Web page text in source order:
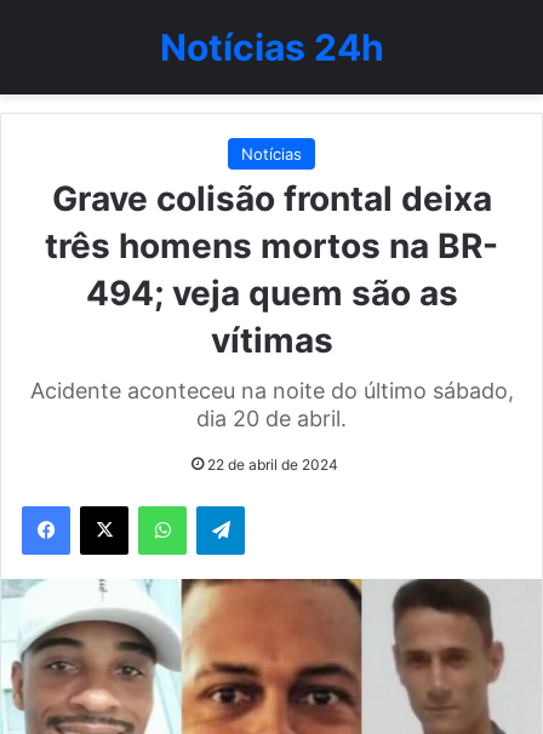
Notícias 24h
Notícias
Grave colisão frontal deixa
três homens mortos na BR-
494; veja quem são as
vítimas
Acidente aconteceu na noite do último sábado,
dia 20 de abril.
22 de abril de 2024
WhatsAppTelegram